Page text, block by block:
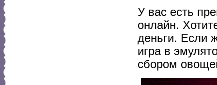
У вас есть
онлайн.
деньги. Если
игра в
сбором